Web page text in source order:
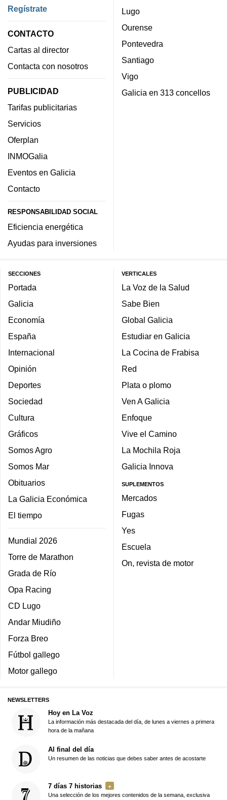
Regístrate
CONTACTO
Cartas al director
Contacta con nosotros
PUBLICIDAD
Tarifas publicitarias
Servicios
Oferplan
INMOGalia
Eventos en Galicia
Contacto
RESPONSABILIDAD SOCIAL
Eficiencia energética
Ayudas para inversiones
Lugo
Ourense
Pontevedra
Santiago
Vigo
Galicia en 313 concellos
SECCIONES
Portada
Galicia
Economía
España
Internacional
Opinión
Deportes
Sociedad
Cultura
Gráficos
Somos Agro
Somos Mar
Obituarios
La Galicia Económica
El tiempo
Mundial 2026
Torre de Marathon
Grada de Río
Opa Racing
CD Lugo
Andar Miudiño
Forza Breo
Fútbol gallego
Motor gallego
VERTICALES
La Voz de la Salud
Sabe Bien
Global Galicia
Estudiar en Galicia
La Cocina de Frabisa
Red
Plata o plomo
Ven A Galicia
Enfoque
Vive el Camino
La Mochila Roja
Galicia Innova
SUPLEMENTOS
Mercados
Fugas
Yes
Escuela
On, revista de motor
NEWSLETTERS
Hoy en La Voz
La información más destacada del día, de lunes a viernes a primera
hora de la mañana
Al final del día
Un resumen de las noticias que debes saber antes de acostarte
7 días 7 historias
Una selección de los mejores contenidos de la semana, exclusiva